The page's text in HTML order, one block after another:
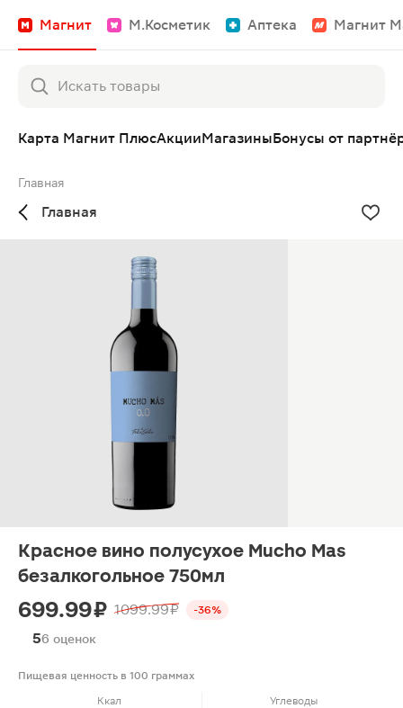
Магнит М.Косметик Аптека Магнит
Карта Магнит ПлюсАкцииМагазиныБонусы от
Главная
Главная
Красное вино полусухое Mucho Mas
безалкогольное 750мл
699.99 ₽ 1099.99 ₽ -36%
56 оценок
Пищевая ценность в 100 граммах
Ккал
Углеводы